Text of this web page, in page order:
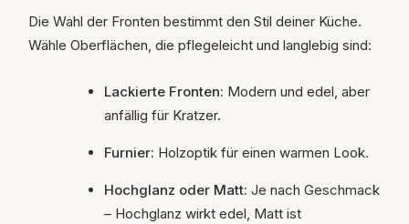
Die Wahl der Fronten bestimmt den Stil deiner Küche.
Wähle Oberflächen, die pflegeleicht und langlebig sind:
Lackierte Fronten: Modern und edel, aber
anfällig für Kratzer.
Furnier: Holzoptik für einen warmen Look.
Hochglanz oder Matt: Je nach Geschmack
– Hochglanz wirkt edel, Matt ist